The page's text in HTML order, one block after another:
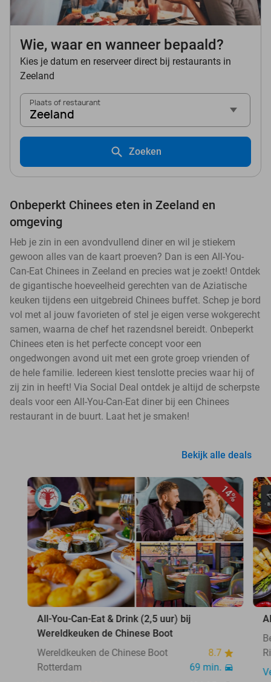
Wie, waar en wanneer bepaald?
Kies je datum en reserveer direct bij restaurants in
Zeeland
Plaats of restaurant
Zeeland
Zoeken
Onbeperkt Chinees eten in Zeeland en
omgeving
Heb je zin in een avondvullend diner en wil je stiekem
gewoon alles van de kaart proeven? Dan is een All-You-
Can-Eat Chinees in Zeeland en precies wat je zoekt! Ontdek
de gigantische hoeveelheid gerechten van de Aziatische
keuken tijdens een uitgebreid Chinees buffet. Schep je bord
vol met al jouw favorieten of stel je eigen verse wokgerecht
samen, waarna de chef het razendsnel bereidt. Onbeperkt
Chinees eten is het perfecte concept voor een
ongedwongen avond uit met een grote groep vrienden of
de hele familie. Iedereen kiest tenslotte precies waar hij of
zij zin in heeft! Via Social Deal ontdek je altijd de scherpste
deals voor een All-You-Can-Eat diner bij een Chinees
restaurant in de buurt. Laat het je smaken!
Bekijk alle deals
14%
All-You-Can-Eat & Drink (2,5 uur) bij
Wereldkeuken de Chinese Boot
Wereldkeuken de Chinese Boot
8.7
Rotterdam
69 min.